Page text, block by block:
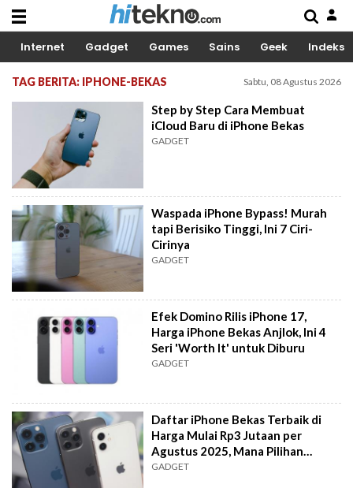
Internet Gadget Games Sains Geek Indeks
TAG BERITA: IPHONE-BEKAS Sabtu, 08 Agustus 2026
Step by Step Cara Membuat
iCloud Baru di iPhone Bekas
GADGET
Waspada iPhone Bypass! Murah
tapi Berisiko Tinggi, Ini 7 Ciri-
Cirinya
GADGET
Efek Domino Rilis iPhone 17,
Harga iPhone Bekas Anjlok, Ini 4
Seri 'Worth It' untuk Diburu
GADGET
Daftar iPhone Bekas Terbaik di
Harga Mulai Rp3 Jutaan per
Agustus 2025, Mana Pilihan
Terbaikmu?
GADGET